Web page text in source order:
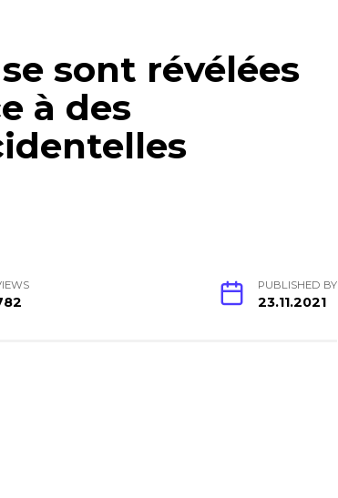
sont révélées
à des
PUBLISHED BY
23.11.2021